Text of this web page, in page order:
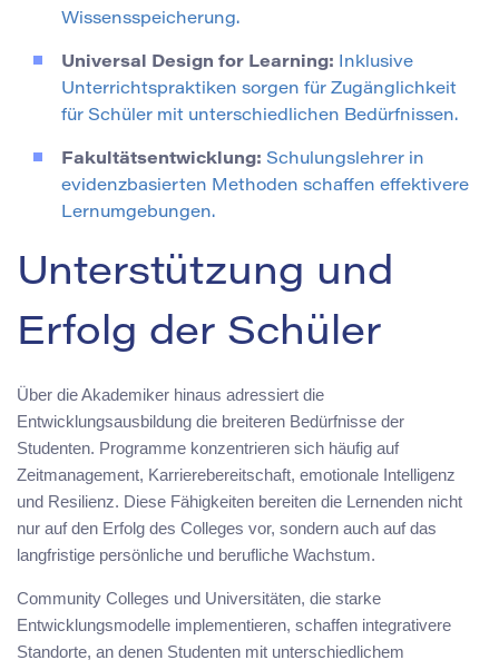
Wissensspeicherung.
Universal Design for Learning: Inklusive
Unterrichtspraktiken sorgen für Zugänglichkeit
für Schüler mit unterschiedlichen Bedürfnissen.
Fakultätsentwicklung: Schulungslehrer in
evidenzbasierten Methoden schaffen effektivere
Lernumgebungen.
Unterstützung und
Erfolg der Schüler
Über die Akademiker hinaus adressiert die
Entwicklungsausbildung die breiteren Bedürfnisse der
Studenten. Programme konzentrieren sich häufig auf
Zeitmanagement, Karrierebereitschaft, emotionale Intelligenz
und Resilienz. Diese Fähigkeiten bereiten die Lernenden nicht
nur auf den Erfolg des Colleges vor, sondern auch auf das
langfristige persönliche und berufliche Wachstum.
Community Colleges und Universitäten, die starke
Entwicklungsmodelle implementieren, schaffen integrativere
Standorte, an denen Studenten mit unterschiedlichem